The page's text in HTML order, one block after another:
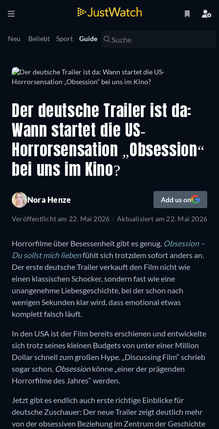
Neu Beliebt Sport Guide
Der deutsche Trailer ist da:
Wann startet die US-
Horrorsensation „Obsession“
bei uns im Kino?
Nora Henze Add us on
Veröffentlicht am 22. Mai 2026 Aktualisiert am22. Mai 2026
Horrorfilme über Besessenheit gibt es genug. Obsession –
Du sollst mich liebenfühlt sich trotzdem sofort anders an.
Der erste deutsche Trailer verkauft den Film nicht wie
einen klassischen Schocker, sondern fast wie eine
unangenehme Liebesgeschichte, bei der schon nach
wenigen Sekunden klar wird, dass emotional etwas
komplett falsch läuft.
In den USA ist der Film bereits erschienen und entwickelte
sich trotz seines kleinen Budgets von unter einer Million
Dollar schnell zum großen Hype. „Discussing Film“ schrieb
sogar schon, Obsessionkönne „einer der prägenden
Horrorfilme des Jahres“ werden.
Jetzt gibt es endlich auch erste richtige Einblicke für
deutsche Zuschauer: Der neue Trailer zeigt deutlich mehr
von der obsessiven Beziehung im Zentrum der Geschichte